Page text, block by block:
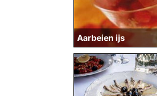
Aarbeien ijs